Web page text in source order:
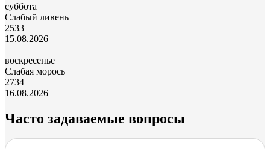
суббота
Слабый ливень
2533
15.08.2026
воскресенье
Слабая морось
2734
16.08.2026
Часто задаваемые вопросы